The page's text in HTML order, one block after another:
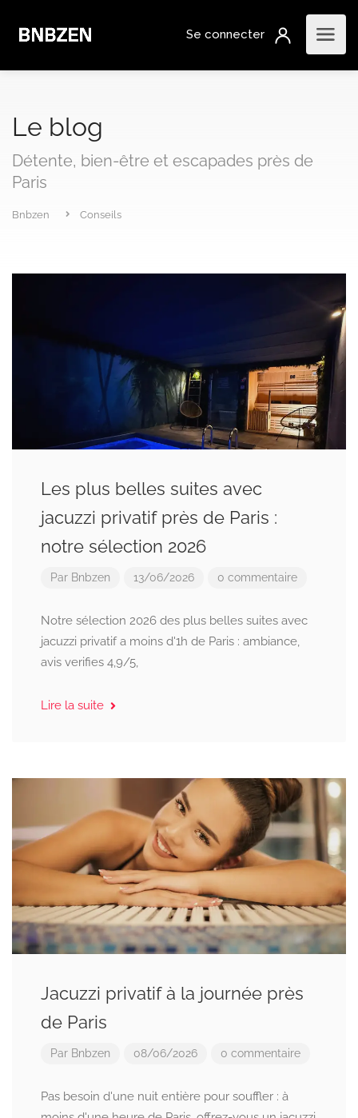
Le blog
Détente, bien-être et escapades près de
Paris
Bnbzen Conseils
Les plus belles suites avec
jacuzzi privatif près de Paris :
notre sélection 2026
Par Bnbzen 13/06/2026 0 commentaire
Notre sélection 2026 des plus belles suites avec
jacuzzi privatif a moins d'1h de Paris : ambiance,
avis verifies 4,9/5,
Lire la suite
Jacuzzi privatif à la journée près
de Paris
Par Bnbzen 08/06/2026 0 commentaire
Pas besoin d'une nuit entière pour souffler : à